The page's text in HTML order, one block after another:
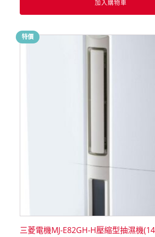
加入購物車
特價
三菱電機MJ-E82GH-H壓縮型抽濕機